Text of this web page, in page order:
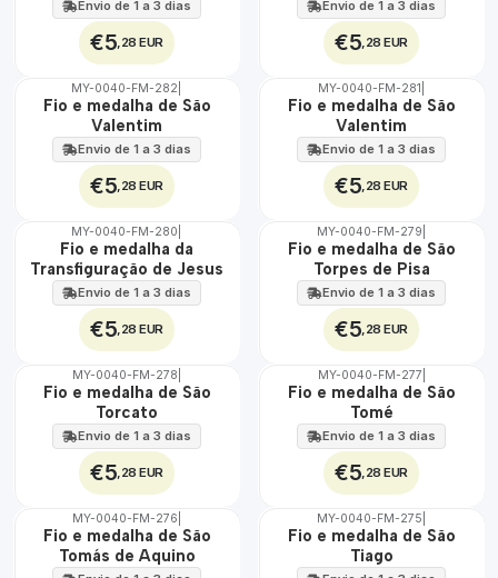
Envio de 1 a 3 dias
€5 ,28 EUR
Envio de 1 a 3 dias
€5 ,28 EUR
ÁGUA
MY-0040-FM-282
Fio e medalha de São
Valentim
Envio de 1 a 3 dias
€5 ,28 EUR
ÁGUA
MY-0040-FM-281
Fio e medalha de São
Valentim
Envio de 1 a 3 dias
€5 ,28 EUR
ÁGUA
MY-0040-FM-280
Fio e medalha da
Transfiguração de Jesus
Envio de 1 a 3 dias
€5 ,28 EUR
ÁGUA
MY-0040-FM-279
Fio e medalha de São
Torpes de Pisa
Envio de 1 a 3 dias
€5 ,28 EUR
ÁGUA
MY-0040-FM-278
Fio e medalha de São
Torcato
Envio de 1 a 3 dias
€5 ,28 EUR
ÁGUA
MY-0040-FM-277
Fio e medalha de São
Tomé
Envio de 1 a 3 dias
€5 ,28 EUR
ÁGUA
MY-0040-FM-276
Fio e medalha de São
Tomás de Aquino
ÁGUA
MY-0040-FM-275
Fio e medalha de São
Tiago